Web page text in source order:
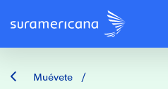
Muévete /